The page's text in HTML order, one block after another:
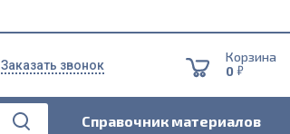
Заказать звонок
Корзина
0 5
Справочник материалов